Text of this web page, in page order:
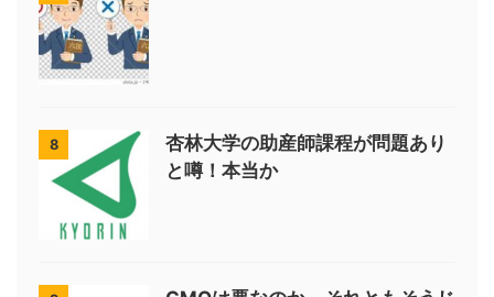
8
杏林大学の助産師課程が問題あり
と噂！本当か